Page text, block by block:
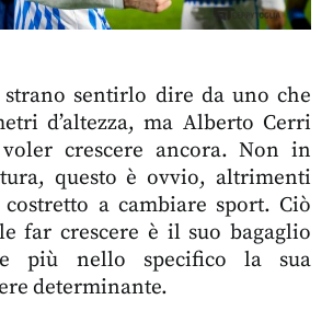
strano sentirlo dire da uno che
d’altezza, ma Alberto Cerri
crescere ancora. Non in
questo è ovvio, altrimenti
costretto a cambiare sport. Ciò
far crescere è il suo bagaglio
e più nello specifico la sua
determinante.